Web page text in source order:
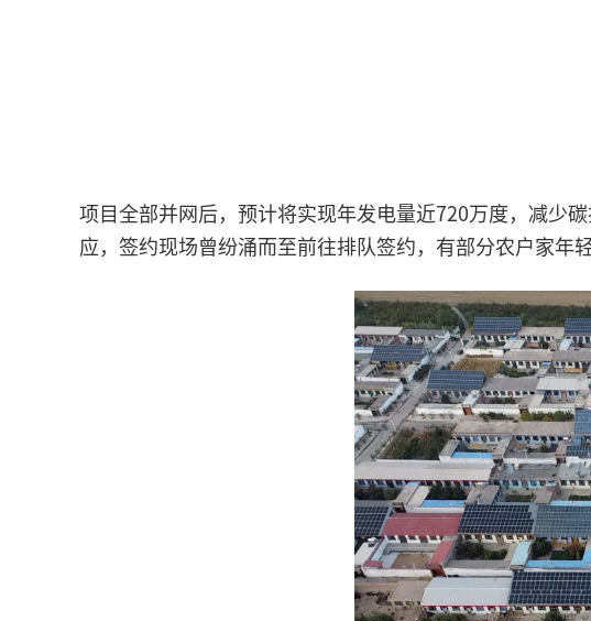
项目全部并网后，预计将实现年发电量近720万度，减少
应，签约现场曾纷涌而至前往排队签约，有部分农户家年